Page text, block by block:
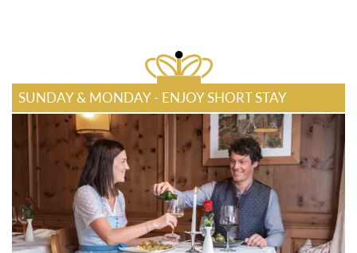
SUNDAY & MONDAY - ENJOY SHORT STAY